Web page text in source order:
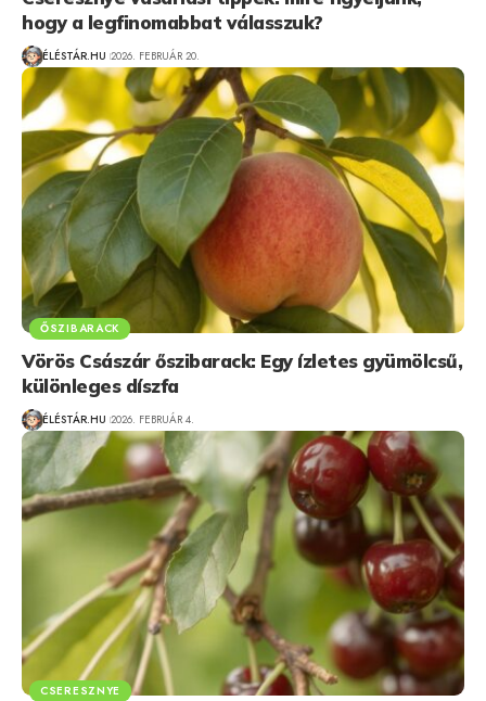
hogy a legfinomabbat válasszuk?
ÉLÉSTÁR.HU 2026. FEBRUÁR 20.
ŐSZIBARACK
Vörös Császár őszibarack: Egy ízletes gyümölcsű,
különleges díszfa
ÉLÉSTÁR.HU 2026. FEBRUÁR 4.
CSERESZNYE